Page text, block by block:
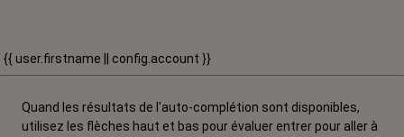
{{ user.firstname || config.account }}
Quand les résultats de l'auto-complétion sont disponibles,
utilisez les flèches haut et bas pour évaluer entrer pour aller à